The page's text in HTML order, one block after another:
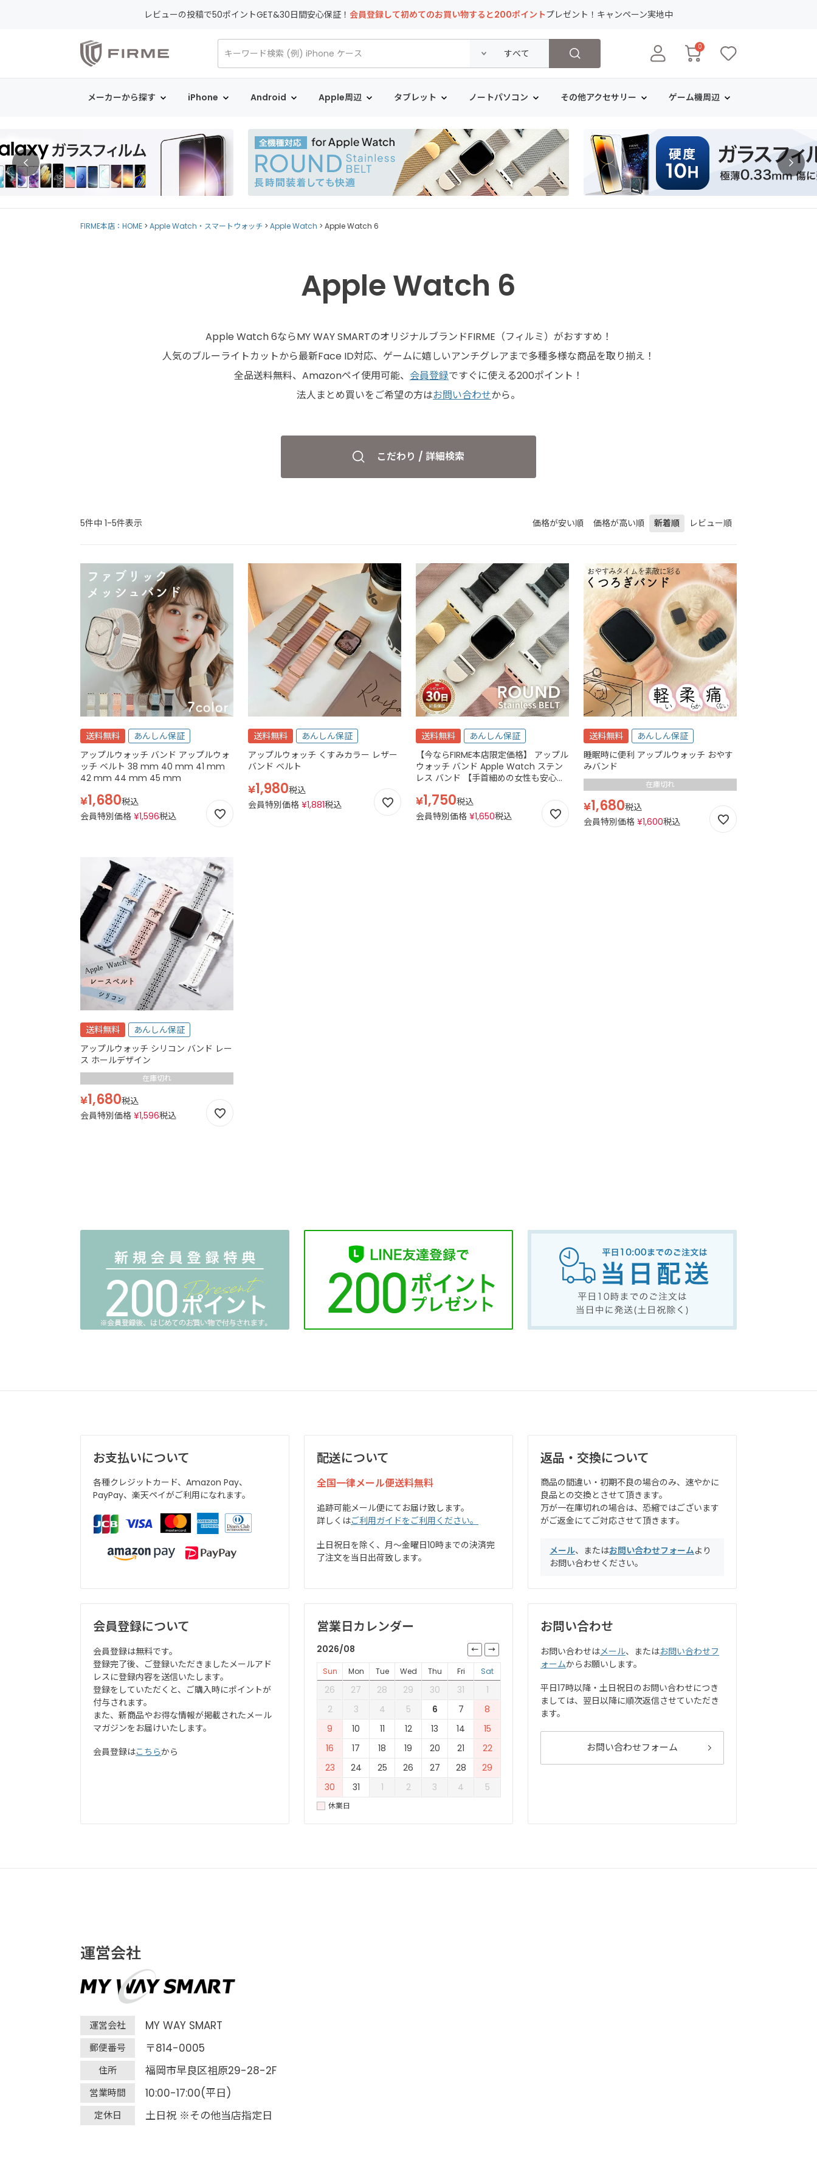
レビューの投稿で50ポイントGET&30日間安心保証！ 会員登録して初めてのお買い物すると200ポイントプレゼント！キャンペーン実地中
0
メーカーから探す iPhone Android Apple周辺 タブレット ノートパソコン その他アクセサリー ゲーム機周辺
FIRME本店：HOME Apple Watch・スマートウォッチ Apple Watch Apple Watch 6
Apple Watch 6
Apple Watch 6ならMY WAY SMARTのオリジナルブランドFIRME（フィルミ）がおすすめ！
人気のブルーライトカットから最新Face ID対応、ゲームに嬉しいアンチグレアまで多種多様な商品を取り揃え！
全品送料無料、Amazonペイ使用可能、 会員登録ですぐに使える200ポイント！
法人まとめ買いをご希望の方はお問い合わせから。
こだわり / 詳細検索
価格が安い順 価格が高い順 新着順 レビュー順
5件中 1-5件表示
送料無料
あんしん保証
アップルウォッチ バンド アップルウォ
ッチ ベルト 38 mm 40 mm 41 mm
42 mm 44 mm 45 mm
¥1,680税込
会員特別価格 ¥1,596税込
送料無料
あんしん保証
アップルウォッチ くすみカラー レザー
バンド ベルト
¥1,980税込
会員特別価格 ¥1,881税込
送料無料
あんしん保証
【今ならFIRME本店限定価格】 アップル
ウォッチ バンド Apple Watch ステン
レス バンド 【手首細めの女性も安心の
¥1,750税込
会員特別価格 ¥1,650税込
送料無料
あんしん保証
睡眠時に便利 アップルウォッチ おやす
みバンド
在庫切れ
¥1,680税込
会員特別価格 ¥1,600税込
送料無料
あんしん保証
アップルウォッチ シリコン バンド レー
ス ホールデザイン
在庫切れ
¥1,680税込
会員特別価格 ¥1,596税込
お支払いについて
各種クレジットカード、Amazon Pay、
PayPay、楽天ペイがご利用になれます。
配送について
全国一律メール便送料無料
追跡可能メール便にてお届け致します。
詳しくはご利用ガイドをご利用ください。
土日祝日を除く、月～金曜日10時までの決済完
了注文を当日出荷致します。
返品・交換について
商品の間違い・初期不良の場合のみ、速やかに
良品との交換とさせて頂きます。
万が一在庫切れの場合は、恐縮ではございます
がご返金にてご対応させて頂きます。
メール、またはお問い合わせフォームより
お問い合わせください。
会員登録について
会員登録は無料です。
登録完了後、ご登録いただきましたメールアド
レスに登録内容を送信いたします。
登録をしていただくと、ご購入時にポイントが
付与されます。
また、新商品やお得な情報が掲載されたメール
マガジンをお届けいたします。
会員登録はこちらから
営業日カレンダー
2026/08
Sun Mon Tue Wed Thu Fri Sat
26 27 28 29 30 31
1
2
3 4 5 6 7
8
9
10 11 12 13 14
15
16
17 18 19 20 21
22
23
24 25 26 27 28
29
30
31 1 2 3 4 5
休業日
お問い合わせ
お問い合わせはメール、またはお問い合わせフ
ォームからお願いします。
平日17時以降・土日祝日のお問い合わせにつき
ましては、翌日以降に順次返信させていただき
ます。
お問い合わせフォーム
運営会社
運営会社 MY WAY SMART
郵便番号 〒814-0005
住所 福岡市早良区祖原29-28-2F
営業時間 10:00-17:00(平日)
定休日 土日祝 ※その他当店指定日